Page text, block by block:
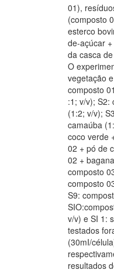
01),
(composto
esterco
de-açúcar
da casca
O
vegetação
composto
:1; v/v); S2:
(1:2; v/v);
camaúba
coco verde
02 + pó de
02 +
composto
composto
S9:
v/v) e SI 1:
testados
(30mI/
resultados